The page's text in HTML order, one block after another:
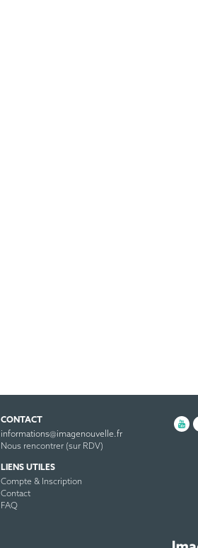
CONTACT
informations@imagenouvelle.fr
Nous rencontrer (sur RDV)
LIENS UTILES
Compte & Inscription
Contact
FAQ